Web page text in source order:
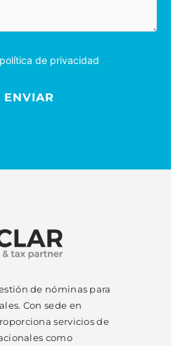
política de privacidad.
de nóminas para
Con sede en
servicios de
como